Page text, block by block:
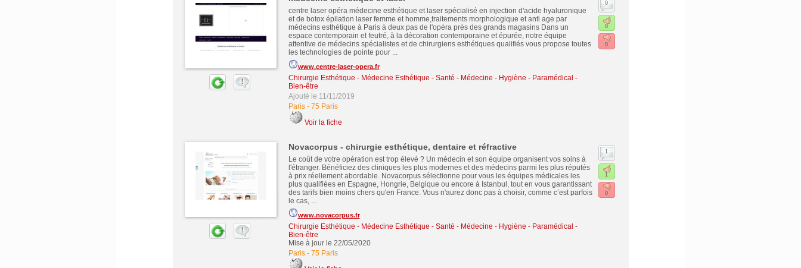
centre laser opéra médecine esthétique et laser spécialisé en injection d'acide hyaluronique
et de botox épilation laser femme et homme,traitements morphologique et anti age par
médecins esthétique à Paris à deux pas de l'opéra près des grands magasins Dans un
espace contemporain et feutré, à la décoration contemporaine et épurée, notre équipe
attentive de médecins spécialistes et de chirurgiens esthétiques qualifiés vous propose toutes
les technologies de pointe pour ...
www.centre-laser-opera.fr
Chirurgie Esthétique - Médecine Esthétique - Santé - Médecine - Hygiène - Paramédical -
Bien-être
Ajouté le 11/11/2019
Paris- 75 Paris
Voir la fiche
0
0
0
Novacorpus - chirurgie esthétique, dentaire et réfractive
Le coût de votre opération est trop élevé ? Un médecin et son équipe organisent vos soins à
l'étranger. Bénéficiez des cliniques les plus modernes et des médecins parmi les plus réputés
à prix réellement abordable. Novacorpus sélectionne pour vous les équipes médicales les
plus qualifiées en Espagne, Hongrie, Belgique ou encore à Istanbul, tout en vous garantissant
des tarifs bien moins chers qu'en France. Vous n'aurez donc pas à choisir, comme c’est parfois
le cas, ...
www.novacorpus.fr
Chirurgie Esthétique - Médecine Esthétique - Santé - Médecine - Hygiène - Paramédical -
Bien-être
Mise à jour le 22/05/2020
Paris- 75 Paris
1
1
0